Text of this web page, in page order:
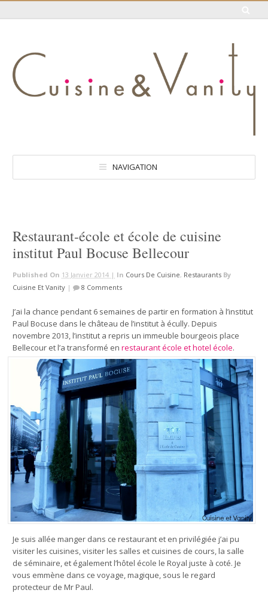
NAVIGATION
Restaurant-école et école de cuisine
institut Paul Bocuse Bellecour
Published On 13 Janvier 2014 | In Cours De Cuisine, Restaurants By
Cuisine Et Vanity | 8 Comments
J’ai la chance pendant 6 semaines de partir en formation à l’institut
Paul Bocuse dans le château de l’institut à écully. Depuis
novembre 2013, l’institut a repris un immeuble bourgeois place
Bellecour et l’a transformé enrestaurant école et hotel école.
Je suis allée manger dans ce restaurant et en privilégiée j’ai pu
visiter les cuisines, visiter les salles et cuisines de cours, la salle
de séminaire, et également l’hôtel école le Royal juste à coté. Je
vous emmène dans ce voyage, magique, sous le regard
protecteur de Mr Paul.